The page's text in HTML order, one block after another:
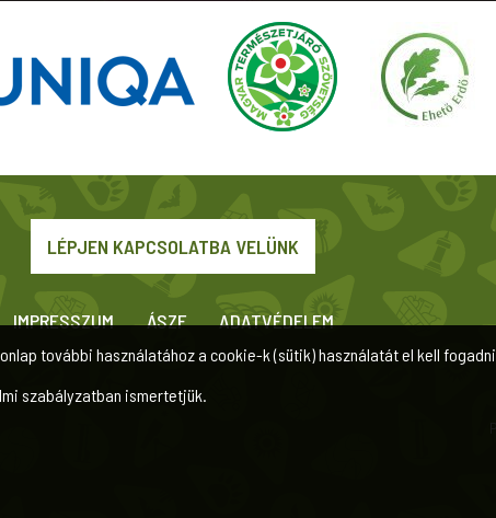
LÉPJEN KAPCSOLATBA VELÜNK
IMPRESSZUM ÁSZF ADATVÉDELEM
további használatához a cookie-k (sütik) használatát el kell fogadni.
szabályzatban ismertetjük.